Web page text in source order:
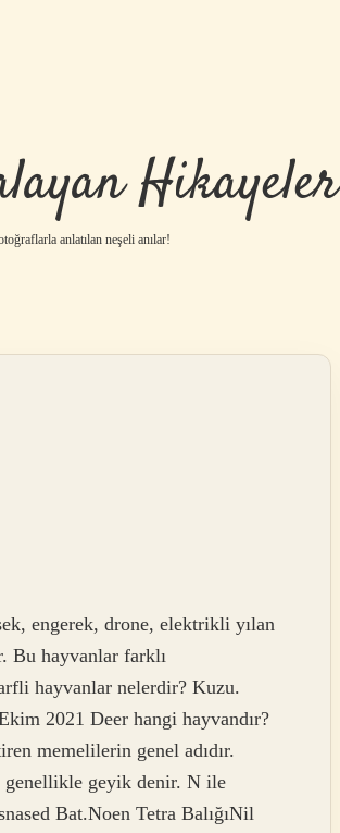
Hikayeler
anlatılan neşeli anılar!
engerek, drone, elektrikli yılan
Bu hayvanlar farklı
hayvanlar nelerdir? Kuzu.
2021 Deer hangi hayvandır?
memelilerin genel adıdır.
genellikle geyik denir. N ile
Bat.Noen Tetra BalığıNil